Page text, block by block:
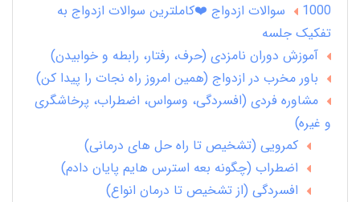
1000 سوالات ازدواج ❤️کاملترین سوالات ازدواج به
تفکیک جلسه
آموزش دوران نامزدی (حرف، رفتار، رابطه و خوابیدن)
باور مخرب در ازدواج (همین امروز راه نجات را پیدا کن)
مشاوره فردی (افسردگی، وسواس، اضطراب، پرخاشگری
و غیره)
کمرویی (تشخیص تا راه حل های درمانی)
اضطراب (چگونه بعه استرس هایم پایان دادم)
افسردگی (از تشخیص تا درمان انواع)